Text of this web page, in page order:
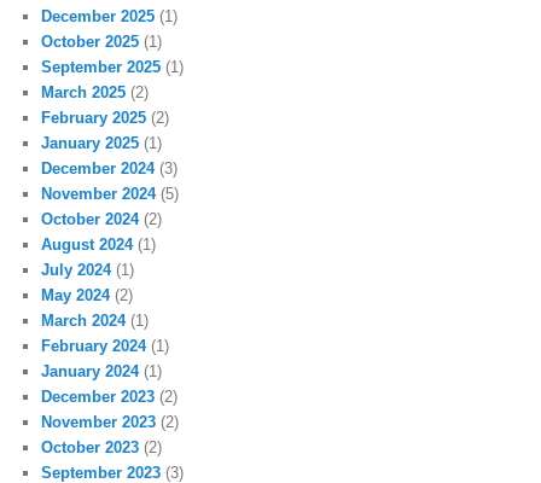
December 2025 (1)
October 2025 (1)
September 2025 (1)
March 2025 (2)
February 2025 (2)
January 2025 (1)
December 2024(3)
November 2024(5)
October 2024(2)
August 2024(1)
July 2024(1)
May 2024(2)
March 2024(1)
February 2024(1)
January 2024(1)
December 2023 (2)
November 2023 (2)
October 2023 (2)
September 2023 (3)